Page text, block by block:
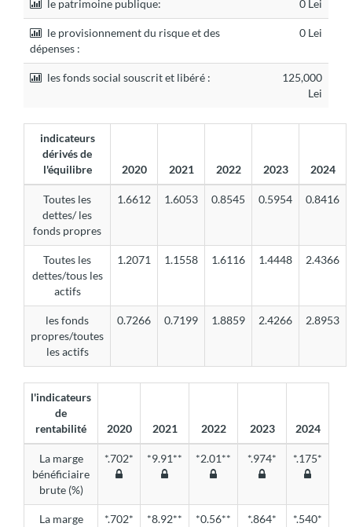
le patrimoine publique: 0 Lei
le provisionnement du risque et des
dépenses :
0 Lei
les fonds social souscrit et libéré :
125,000
Lei
indicateurs
dérivés de
l'équilibre
2020 2021 2022 2023 2024
Toutes les
dettes/ les
fonds propres
1.6612 1.6053 0.8545 0.5954 0.8416
Toutes les
dettes/tous les
actifs
1.2071 1.1558 1.6116 1.4448 2.4366
les fonds
propres/toutes
les actifs
0.7266 0.7199 1.8859 2.4266 2.8953
l'indicateurs
de
rentabilité
2020 2021 2022 2023 2024
La marge
bénéficiaire
brute (%)
*.702* *9.91** *2.01** *.974* *.175*
La marge
*.702* *8.92** *0.56** *.864* *.540*